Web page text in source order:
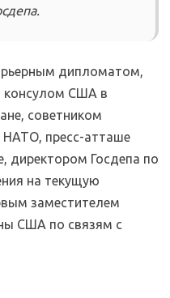
дипломатом,
консулом США в
советником
пресс-атташе
Госдепа по
на текущую
заместителем
США по связям с